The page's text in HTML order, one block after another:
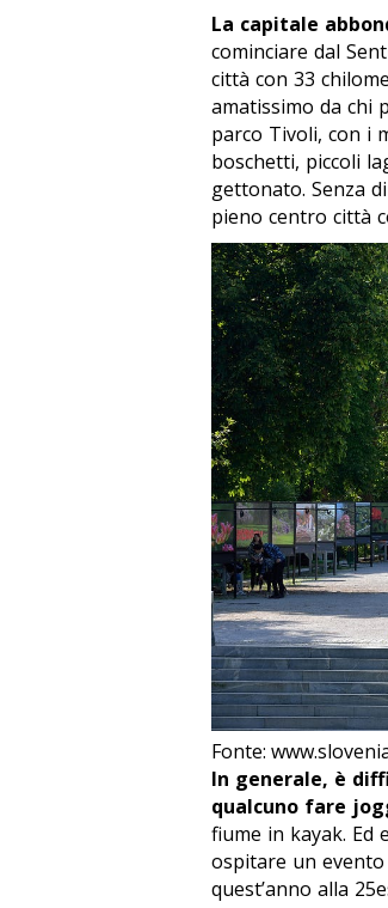
La capitale
cominciare dal
città con 33
amatissimo da chi
parco Tivoli, con i
boschetti, piccoli
gettonato. Senza
pieno centro città
Fonte:
In generale, è
qualcuno fare
fiume in kayak. Ed
ospitare un
quest’anno alla